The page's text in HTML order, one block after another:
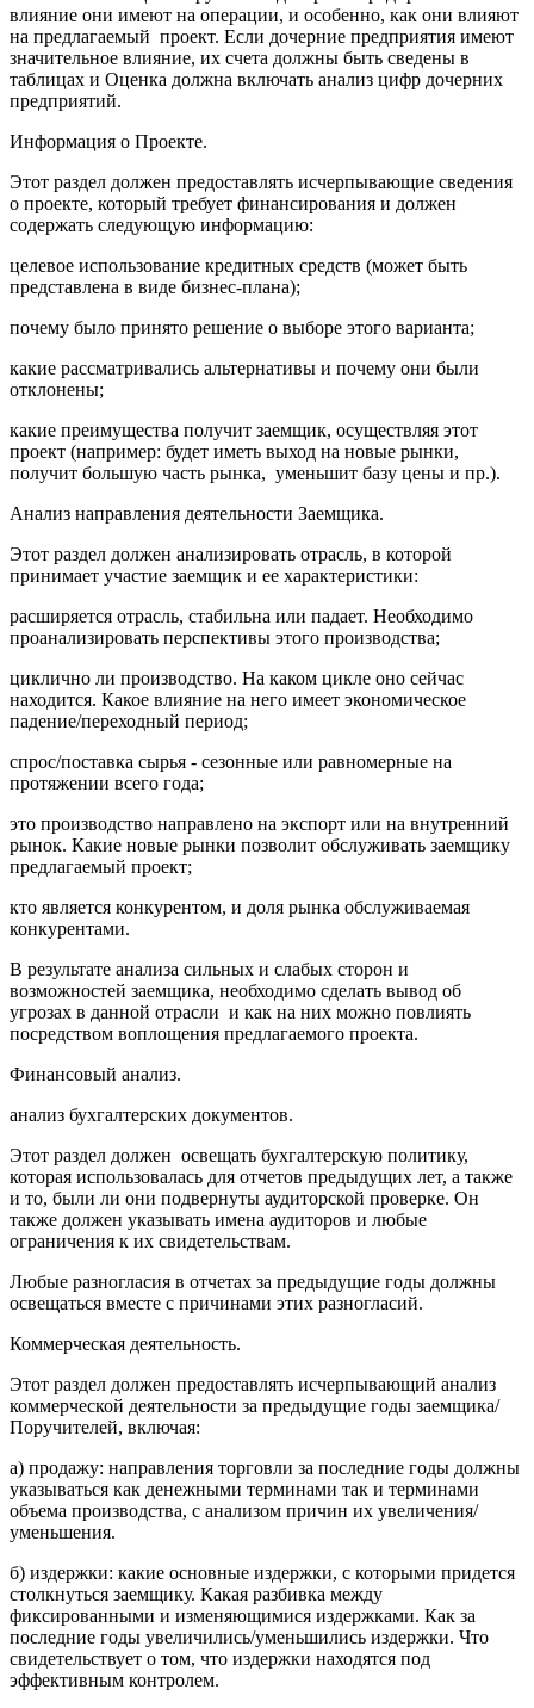
влияние они имеют на операции, и особенно, как они влияют
на предлагаемый проект. Если дочерние предприятия имеют
значительное влияние, их счета должны быть сведены в
таблицах и Оценка должна включать анализ цифр дочерних
предприятий.
Информация о Проекте.
Этот раздел должен предоставлять исчерпывающие сведения
о проекте, который требует финансирования и должен
содержать следующую информацию:
целевое использование кредитных средств (может быть
представлена в виде бизнес-плана);
почему было принято решение о выборе этого варианта;
какие рассматривались альтернативы и почему они были
отклонены;
какие преимущества получит заемщик, осуществляя этот
проект (например: будет иметь выход на новые рынки,
получит большую часть рынка, уменьшит базу цены и пр.).
Анализ направления деятельности Заемщика.
Этот раздел должен анализировать отрасль, в которой
принимает участие заемщик и ее характеристики:
расширяется отрасль, стабильна или падает. Необходимо
проанализировать перспективы этого производства;
циклично ли производство. На каком цикле оно сейчас
находится. Какое влияние на него имеет экономическое
падение/переходный период;
спрос/поставка сырья - сезонные или равномерные на
протяжении всего года;
это производство направлено на экспорт или на внутренний
рынок. Какие новые рынки позволит обслуживать заемщику
предлагаемый проект;
кто является конкурентом, и доля рынка обслуживаемая
конкурентами.
В результате анализа сильных и слабых сторон и
возможностей заемщика, необходимо сделать вывод об
угрозах в данной отрасли и как на них можно повлиять
посредством воплощения предлагаемого проекта.
Финансовый анализ.
анализ бухгалтерских документов.
Этот раздел должен освещать бухгалтерскую политику,
которая использовалась для отчетов предыдущих лет, а также
и то, были ли они подвернуты аудиторской проверке. Он
также должен указывать имена аудиторов и любые
ограничения к их свидетельствам.
Любые разногласия в отчетах за предыдущие годы должны
освещаться вместе с причинами этих разногласий.
Коммерческая деятельность.
Этот раздел должен предоставлять исчерпывающий анализ
коммерческой деятельности за предыдущие годы заемщика/
Поручителей, включая:
а) продажу: направления торговли за последние годы должны
указываться как денежными терминами так и терминами
объема производства, с анализом причин их увеличения/
уменьшения.
б) издержки: какие основные издержки, с которыми придется
столкнуться заемщику. Какая разбивка между
фиксированными и изменяющимися издержками. Как за
последние годы увеличились/уменьшились издержки. Что
свидетельствует о том, что издержки находятся под
эффективным контролем.